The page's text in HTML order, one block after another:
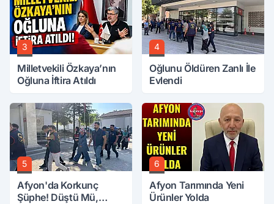
3
Milletvekili Özkaya’nın
Oğluna İftira Atıldı
4
Oğlunu Öldüren Zanlı İle
Evlendi
5
Afyon'da Korkunç
Şüphe! Düştü Mü,
6
Afyon Tarımında Yeni
Ürünler Yolda